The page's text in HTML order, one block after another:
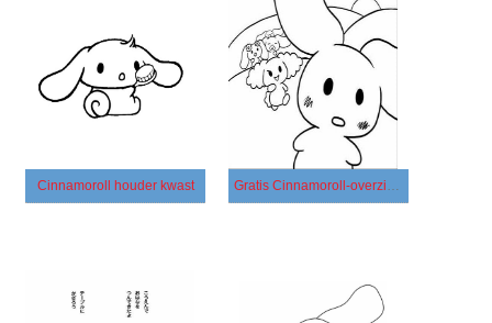
Cinnamoroll houder kwast Gratis Cinnamoroll-overzicht